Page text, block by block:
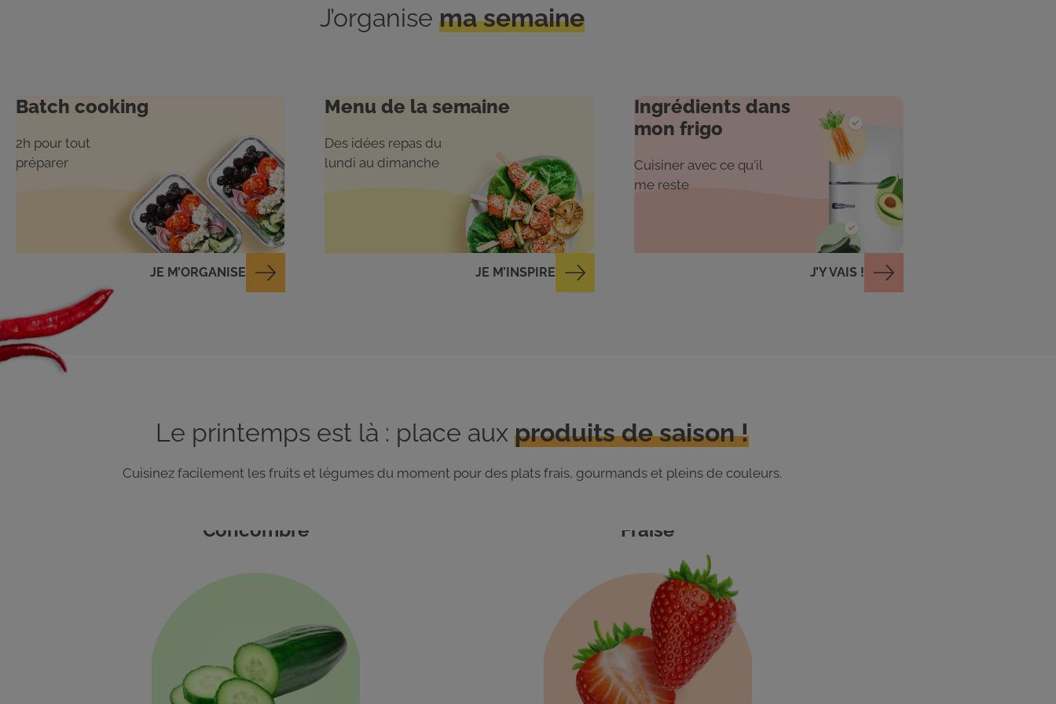
J’organise ma semaine
Batch cooking
2h pour tout
préparer
JE M’ORGANISE
Menu de la semaine
Des idées repas du
lundi au dimanche
JE M’INSPIRE
Ingrédients dans
mon frigo
Cuisiner avec ce qu'il
me reste
J’Y VAIS !
Le printemps est là : place aux produits de saison !
Cuisinez facilement les fruits et légumes du moment pour des plats frais, gourmands et pleins de couleurs.
Concombre Fraise